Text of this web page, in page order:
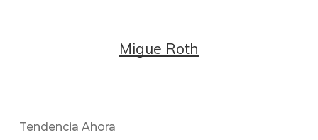
Migue Roth
Tendencia Ahora